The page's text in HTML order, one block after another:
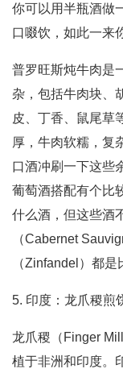
你可以用半瓶酒做
口啜饮，如此一来
普罗旺斯炖牛肉是
杂，包括牛肉块、
皮、丁香、鼠尾草
厚，牛肉软糯，复
口酒冲刷一下这些
葡萄酒搭配有个比
什么酒，但这些酒
（Cabernet
（Zinfandel）都是
5. 印度：龙爪稷煎
龙爪稷（Finger
植于非洲和印度。